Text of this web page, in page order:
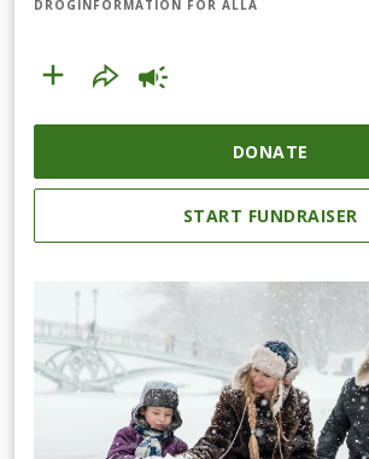
DROGINFORMATION FÖR ALLA
DONATE
START FUNDRAISER